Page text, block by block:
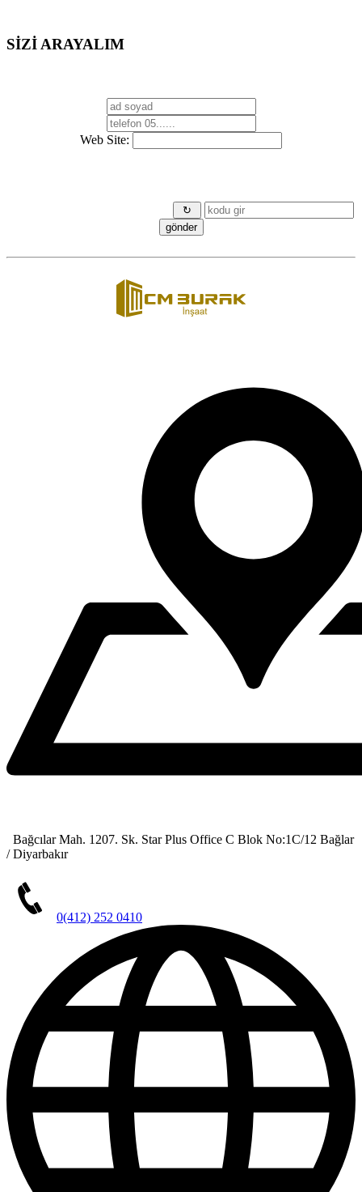
SİZİ ARAYALIM
Web Site:
↻
Bağcılar Mah. 1207. Sk. Star Plus Office C Blok No:1C/12 Bağlar
/ Diyarbakır
0(412) 252 0410